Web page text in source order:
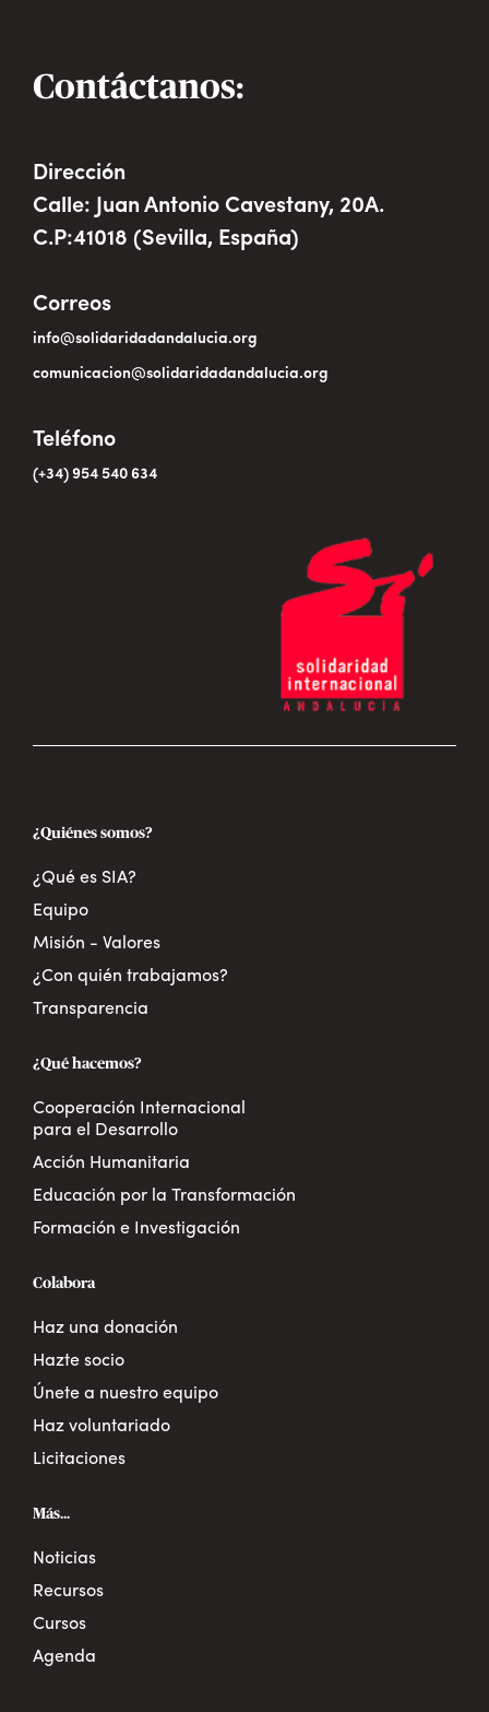
Contáctanos:
Dirección
Calle: Juan Antonio Cavestany, 20A.
C.P:41018 (Sevilla, España)
Correos
info@solidaridadandalucia.org
comunicacion@solidaridadandalucia.org
Teléfono
(+34) 954 540 634
¿Quiénes somos?
¿Qué es SIA?
Equipo
Misión - Valores
¿Con quién trabajamos?
Transparencia
¿Qué hacemos?
Cooperación Internacional
para el Desarrollo
Acción Humanitaria
Educación por la Transformación
Formación e Investigación
Colabora
Haz una donación
Hazte socio
Únete a nuestro equipo
Haz voluntariado
Licitaciones
Más...
Noticias
Recursos
Cursos
Agenda